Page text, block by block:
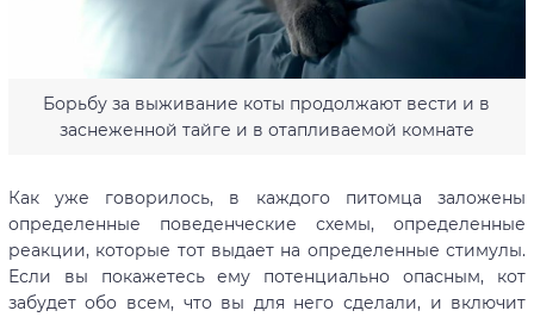
Борьбу за выживание коты продолжают вести и в
заснеженной тайге и в отапливаемой комнате
Как уже говорилось, в каждого питомца заложены
определенные поведенческие схемы, определенные
реакции, которые тот выдает на определенные стимулы.
Если вы покажетесь ему потенциально опасным, кот
забудет обо всем, что вы для него сделали, и включит